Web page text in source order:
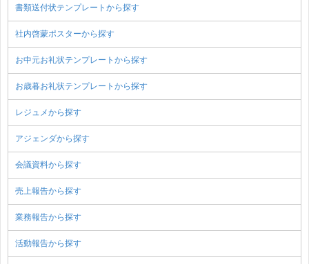
書類送付状テンプレートから探す
社内啓蒙ポスターから探す
お中元お礼状テンプレートから探す
お歳暮お礼状テンプレートから探す
レジュメから探す
アジェンダから探す
会議資料から探す
売上報告から探す
業務報告から探す
活動報告から探す